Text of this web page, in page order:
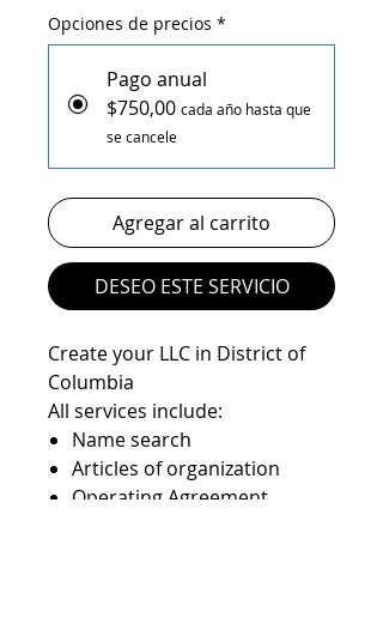
Opciones de precios *
Pago anual
$750,00 cada año hasta que
se cancele
Agregar al carrito
DESEO ESTE SERVICIO
Create your LLC in District of
Columbia
All services include:
Name search
Articles of organization
Operating Agreement